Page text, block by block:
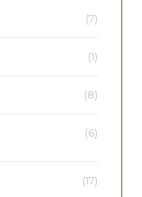
(7)
(1)
(8)
(6)
(17)